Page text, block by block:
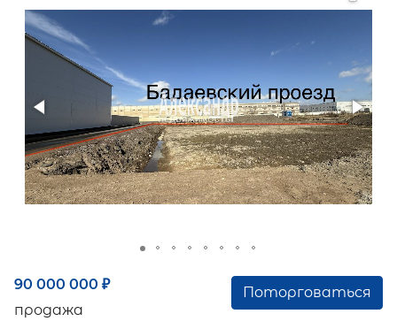
90 000 000 ₽
продажа
Поторговаться